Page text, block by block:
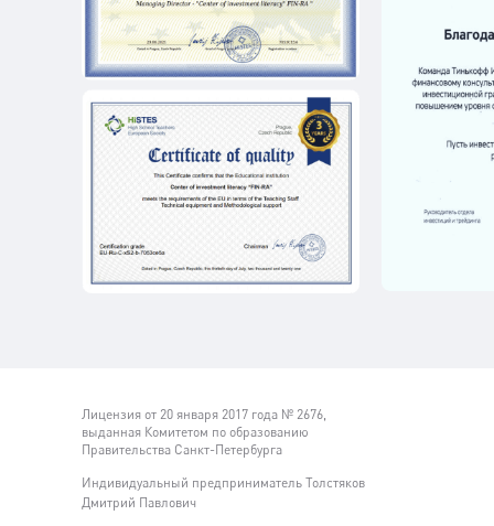
Лицензия от 20 января 2017 года № 2676,
выданная Комитетом по образованию
Правительства Санкт-Петербурга
Индивидуальный предприниматель Толстяков
Дмитрий Павлович